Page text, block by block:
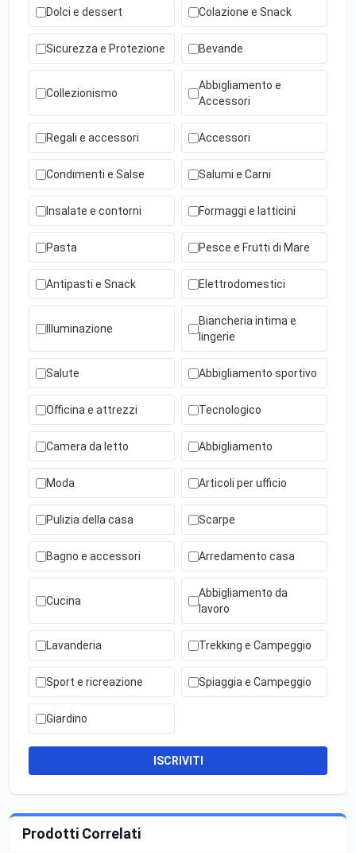
Dolci e dessert Colazione e Snack
Sicurezza e Protezione Bevande
Collezionismo
Abbigliamento e
Accessori
Regali e accessori Accessori
Condimenti e Salse Salumi e Carni
Insalate e contorni Formaggi e latticini
Pasta Pesce e Frutti di Mare
Antipasti e Snack Elettrodomestici
Illuminazione
Biancheria intima e
lingerie
Salute Abbigliamento sportivo
Officina e attrezzi Tecnologico
Camera da letto Abbigliamento
Moda Articoli per ufficio
Pulizia della casa Scarpe
Bagno e accessori Arredamento casa
Cucina
Abbigliamento da
lavoro
Lavanderia Trekking e Campeggio
Sport e ricreazione Spiaggia e Campeggio
Giardino
ISCRIVITI
Prodotti Correlati